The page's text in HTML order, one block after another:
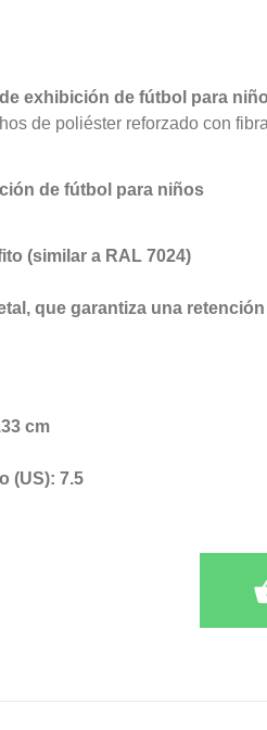
exhibición de fútbol para
de poliéster reforzado con
de fútbol para niños
(similar a RAL 7024)
que garantiza una
cm
(US): 7.5